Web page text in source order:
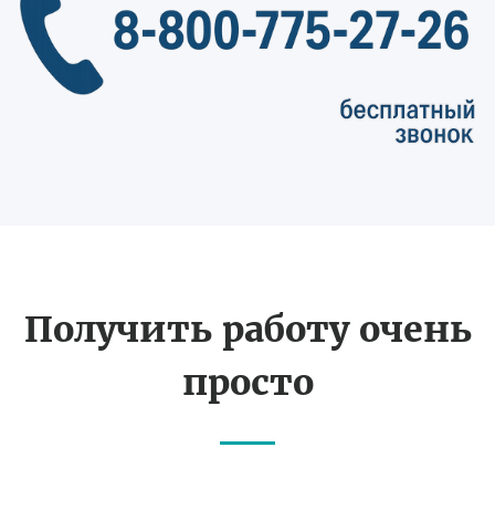
Получить работу очень
просто